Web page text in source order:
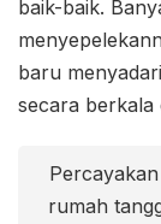
baik-baik.
baru
secara berkala
rumah